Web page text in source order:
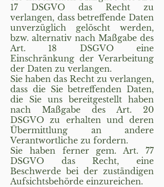
17 DSGVO das Recht zu
verlangen, dass betreffende Daten
unverzüglich gelöscht werden,
bzw. alternativ nach Maßgabe des
Art. 18 DSGVO eine
Einschränkung der Verarbeitung
der Daten zu verlangen.
Sie haben das Recht zu verlangen,
dass die Sie betreffenden Daten,
die Sie uns bereitgestellt haben
nach Maßgabe des Art. 20
DSGVO zu erhalten und deren
Übermittlung an andere
Verantwortliche zu fordern.
Sie haben ferner gem. Art. 77
DSGVO das Recht, eine
Beschwerde bei der zuständigen
Aufsichtsbehörde einzureichen.